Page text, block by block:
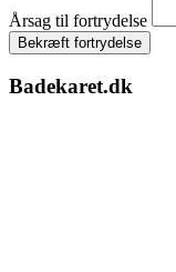
Årsag til fortrydelse
Bekræft fortrydelse
Badekaret.dk